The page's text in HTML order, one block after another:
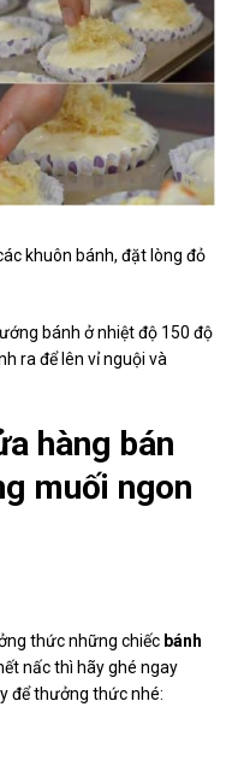
khuôn bánh, đặt lòng đỏ
bánh ở nhiệt độ 150 độ
ra để lên vỉ nguội và
hàng bán
muối ngon
thức những chiếc bánh
nấc thì hãy ghé ngay
để thưởng thức nhé: